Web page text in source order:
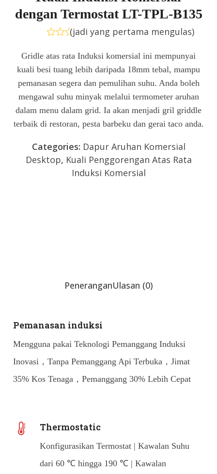
dengan Termostat LT-TPL-B135
0
of
(jadi yang pertama mengulas)
Gridle atas rata Induksi komersial ini mempunyai
kuali besi tuang lebih daripada 18mm tebal, mampu
pemanasan segera dan pemulihan suhu. Anda boleh
mengawal suhu minyak melalui termometer aruhan
dalam menu dalam grid. Ia akan menjadi gril griddle
terbaik di restoran, pesta barbeku dan gerai taco anda.
Categories: Dapur Aruhan Komersial
Desktop, Kuali Penggorengan Atas Rata
Induksi Komersial
PeneranganUlasan (0)
Pemanasan induksi
Mengguna pakai Teknologi Pemanggang Induksi
Inovasi，Tanpa Pemanggang Api Terbuka，Jimat
35% Kos Tenaga，Pemanggang 30% Lebih Cepat
Thermostatic
Konfigurasikan Termostat | Kawalan Suhu
dari 60 ℃ hingga 190 ℃ | Kawalan